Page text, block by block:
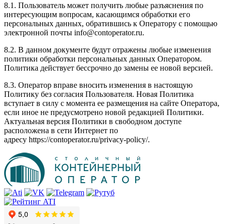
8.1. Пользователь может получить любые разъяснения по
интересующим вопросам, касающимся обработки его
персональных данных, обратившись к Оператору с помощью
электронной почты info@contoperator.ru.
8.2. В данном документе будут отражены любые изменения
политики обработки персональных данных Оператором.
Политика действует бессрочно до замены ее новой версией.
8.3. Оператор вправе вносить изменения в настоящую
Политику без согласия Пользователя. Новая Политика
вступает в силу с момента ее размещения на сайте Оператора,
если иное не предусмотрено новой редакцией Политики.
Актуальная версия Политики в свободном доступе
расположена в сети Интернет по
адресу https://contoperator.ru/privacy-policy/.